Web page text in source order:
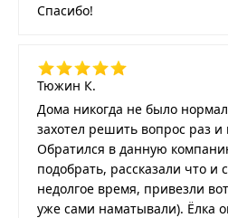
Спасибо!
Тюжин К.
Дома никогда не было
захотел решить вопрос раз и
Обратился в данную
подобрать, рассказали что и
недолгое время, привезли
уже сами наматывали). Ёлка